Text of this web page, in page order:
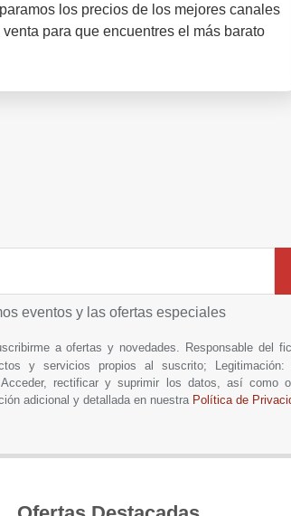
los precios de los mejores canales
venta para que encuentres el más barato
eventos y las ofertas especiales
a ofertas y novedades. Responsable del
y servicios propios al suscrito; Legitimación:
rectificar y suprimir los datos, así como
adicional y detallada en nuestra Política de